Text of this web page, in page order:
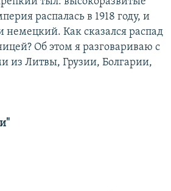
распалась в 1918 году, и
Как сказался распад
Об этом я разговариваю с
из Литвы, Грузии, Болгарии,